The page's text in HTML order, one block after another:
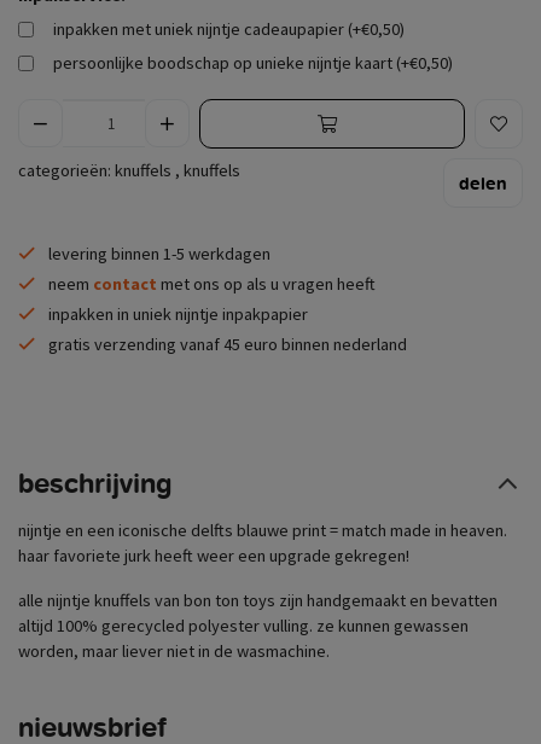
inpakken met uniek nijntje cadeaupapier (+€0,50)
persoonlijke boodschap op unieke nijntje kaart (+€0,50)
categorieën: knuffels , knuffels
delen
levering binnen 1-5 werkdagen
neem contact met ons op als u vragen heeft
inpakken in uniek nijntje inpakpapier
gratis verzending vanaf 45 euro binnen nederland
beschrijving
nijntje en een iconische delfts blauwe print = match made in heaven.
haar favoriete jurk heeft weer een upgrade gekregen!
alle nijntje knuffels van bon ton toys zijn handgemaakt en bevatten
altijd 100% gerecycled polyester vulling. ze kunnen gewassen
worden, maar liever niet in de wasmachine.
nieuwsbrief